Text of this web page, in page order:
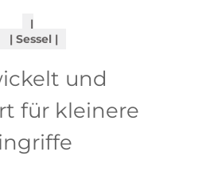
Sessel
und
für kleinere